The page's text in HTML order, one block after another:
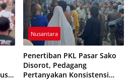
Nusantara
Penertiban PKL Pasar Sako
Disorot, Pedagang
Pertanyakan Konsistensi